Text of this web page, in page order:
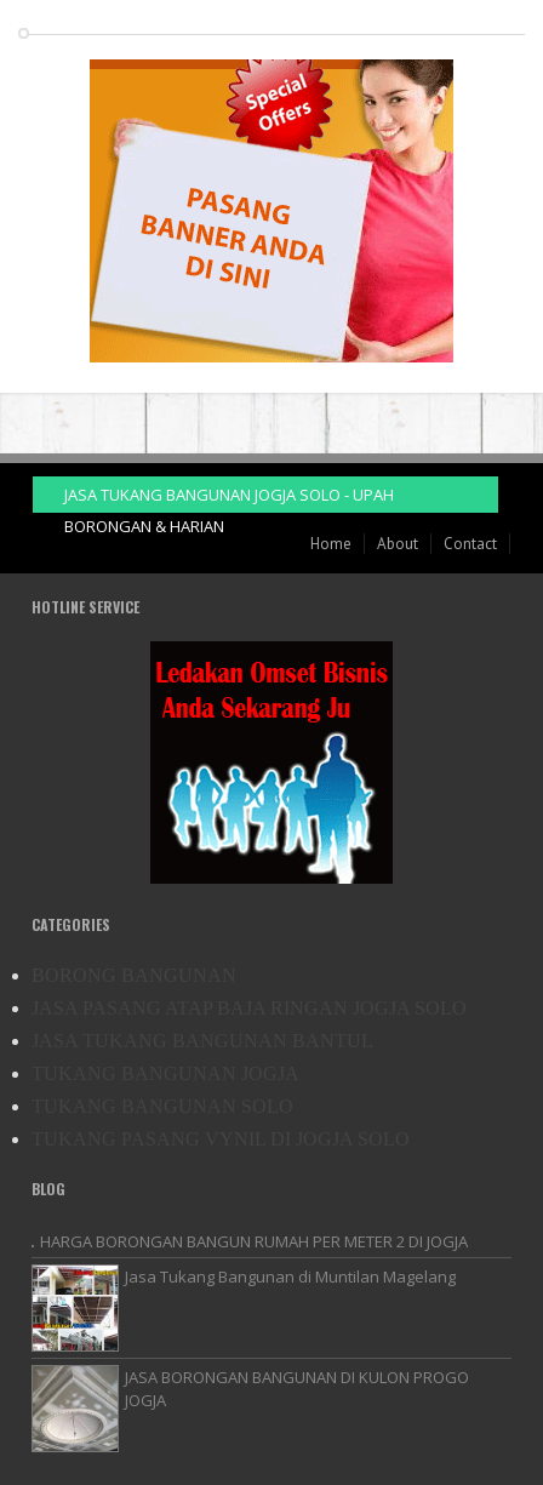
JASA TUKANG BANGUNAN JOGJA SOLO - UPAH
BORONGAN & HARIAN
Home About Contact
HOTLINE SERVICE
CATEGORIES
BLOG
HARGA BORONGAN BANGUN RUMAH PER METER 2 DI JOGJA
Jasa Tukang Bangunan di Muntilan Magelang
JASA BORONGAN BANGUNAN DI KULON PROGO
JOGJA